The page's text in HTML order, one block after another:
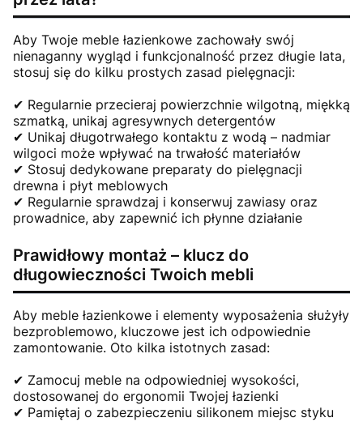
Aby Twoje meble łazienkowe zachowały swój
nienaganny wygląd i funkcjonalność przez długie lata,
stosuj się do kilku prostych zasad pielęgnacji:
✔ Regularnie przecieraj powierzchnie wilgotną, miękką
szmatką, unikaj agresywnych detergentów
✔ Unikaj długotrwałego kontaktu z wodą – nadmiar
wilgoci może wpływać na trwałość materiałów
✔ Stosuj dedykowane preparaty do pielęgnacji
drewna i płyt meblowych
✔ Regularnie sprawdzaj i konserwuj zawiasy oraz
prowadnice, aby zapewnić ich płynne działanie
Prawidłowy montaż – klucz do
długowieczności Twoich mebli
Aby meble łazienkowe i elementy wyposażenia służyły
bezproblemowo, kluczowe jest ich odpowiednie
zamontowanie. Oto kilka istotnych zasad:
✔ Zamocuj meble na odpowiedniej wysokości,
dostosowanej do ergonomii Twojej łazienki
✔ Pamiętaj o zabezpieczeniu silikonem miejsc styku